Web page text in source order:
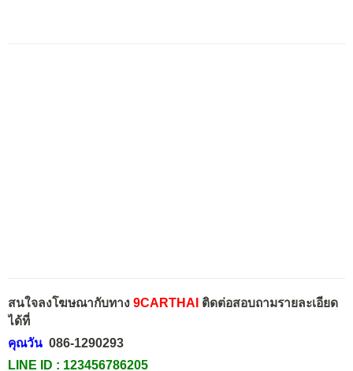
สนใจลงโฆษณากับทาง 9CARTHAI ติดต่อสอบถามรายละเอียด
ได้ที่
คุณวัน 086-1290293
LINE ID : 123456786205